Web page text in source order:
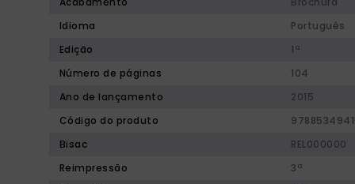
Idioma
Português
Edição
1ª
Número de páginas
104
Ano de lançamento
2015
Código do produto
Bisac
REL000000
Reimpressão
3ª